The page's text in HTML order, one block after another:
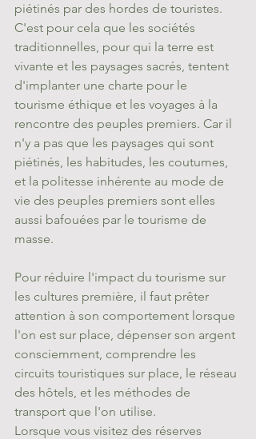
piétinés par des hordes de touristes.
C'est pour cela que les sociétés
traditionnelles, pour qui la terre est
vivante et les paysages sacrés, tentent
d'implanter une charte pour le
tourisme éthique et les voyages à la
rencontre des peuples premiers. Car il
n'y a pas que les paysages qui sont
piétinés, les habitudes, les coutumes,
et la politesse inhérente au mode de
vie des peuples premiers sont elles
aussi bafouées par le tourisme de
masse.
Pour réduire l'impact du tourisme sur
les cultures première, il faut prêter
attention à son comportement lorsque
l'on est sur place, dépenser son argent
consciemment, comprendre les
circuits touristiques sur place, le réseau
des hôtels, et les méthodes de
transport que l'on utilise.
Lorsque vous visitez des réserves